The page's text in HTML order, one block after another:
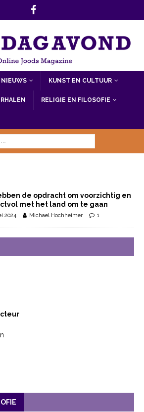
NIEUWS KUNST EN CULTUUR
RELIGIE EN FILOSOFIE
de opdracht om voorzichtig en
met het land om te gaan
2024 Michael Hochheimer 1